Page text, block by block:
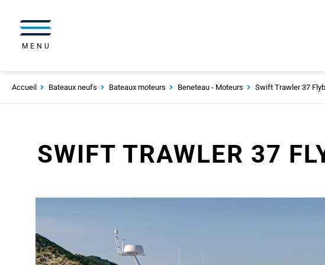
MENU
Accueil Bateaux neufs Bateaux moteurs Beneteau - Moteurs Swift Trawler 37
SWIFT TRAWLER 37